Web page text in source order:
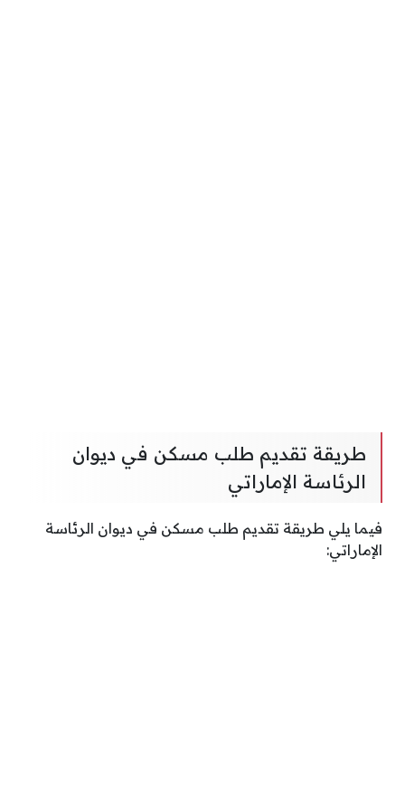
طريقة تقديم طلب مسكن في ديوان
الرئاسة الإماراتي
فيما يلي طريقة تقديم طلب مسكن في ديوان الرئاسة
الإماراتي: